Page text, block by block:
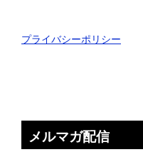
プライバシーポリシー
メルマガ配信